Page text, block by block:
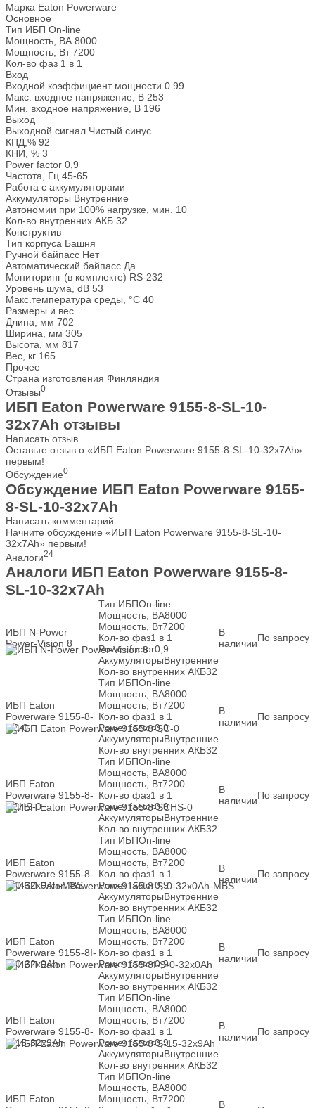
Марка Eaton Powerware
Основное
Тип ИБП On-line
Мощность, ВА 8000
Мощность, Вт 7200
Кол-во фаз 1 в 1
Вход
Входной коэффициент мощности 0.99
Макс. входное напряжение, В 253
Мин. входное напряжение, В 196
Выход
Выходной сигнал Чистый синус
КПД,% 92
КНИ, % 3
Power factor 0,9
Частота, Гц 45-65
Работа с аккумуляторами
Аккумуляторы Внутренние
Автономии при 100% нагрузке, мин.
10
Кол-во внутренних АКБ 32
Конструктив
Тип корпуса Башня
Ручной байпасс Нет
Автоматический байпасс Да
Мониторинг (в комплекте) RS-232
Уровень шума, dB 53
Макс.температура среды, °С 40
Размеры и вес
Длина, мм 702
Ширина, мм 305
Высота, мм 817
Вес, кг 165
Прочее
Страна изготовления Финляндия
Отзывы0
ИБП Eaton Powerware 9155-8-SL-10-
32x7Ah отзывы
Написать отзыв
Оставьте отзыв о «ИБП Eaton Powerware 9155-8-SL-10-32x7Ah»
первым!
Обсуждение0
Обсуждение ИБП Eaton Powerware 9155-
8-SL-10-32x7Ah
Написать комментарий
Начните обсуждение «ИБП Eaton Powerware 9155-8-SL-10-
32x7Ah» первым!
Аналоги24
Аналоги ИБП Eaton Powerware 9155-8-
SL-10-32x7Ah
ИБП N-Power
Power-Vision 8
Тип ИБПOn-line
Мощность, ВА8000
Мощность, Вт7200
Кол-во фаз1 в 1
Power factor0,9
АккумуляторыВнутренние
Кол-во внутренних АКБ32
В
наличииПо запросу
ИБП Eaton
Powerware 9155-8-
SC-0
Тип ИБПOn-line
Мощность, ВА8000
Мощность, Вт7200
Кол-во фаз1 в 1
Power factor0,9
АккумуляторыВнутренние
Кол-во внутренних АКБ32
В
наличииПо запросу
ИБП Eaton
Powerware 9155-8-
SСHS-0
Тип ИБПOn-line
Мощность, ВА8000
Мощность, Вт7200
Кол-во фаз1 в 1
Power factor0,9
АккумуляторыВнутренние
Кол-во внутренних АКБ32
В
наличииПо запросу
ИБП Eaton
Powerware 9155-8-
S-0-32x0Ah-MBS
Тип ИБПOn-line
Мощность, ВА8000
Мощность, Вт7200
Кол-во фаз1 в 1
Power factor0,9
АккумуляторыВнутренние
Кол-во внутренних АКБ32
В
наличииПо запросу
ИБП Eaton
Powerware 9155-8I-
S-0-32x0Ah
Тип ИБПOn-line
Мощность, ВА8000
Мощность, Вт7200
Кол-во фаз1 в 1
Power factor0,9
АккумуляторыВнутренние
Кол-во внутренних АКБ32
В
наличииПо запросу
ИБП Eaton
Powerware 9155-8-
S-15-32x9Ah
Тип ИБПOn-line
Мощность, ВА8000
Мощность, Вт7200
Кол-во фаз1 в 1
Power factor0,9
АккумуляторыВнутренние
Кол-во внутренних АКБ32
В
наличииПо запросу
ИБП Eaton
Тип ИБПOn-line
Мощность, ВА8000
Мощность, Вт7200
В